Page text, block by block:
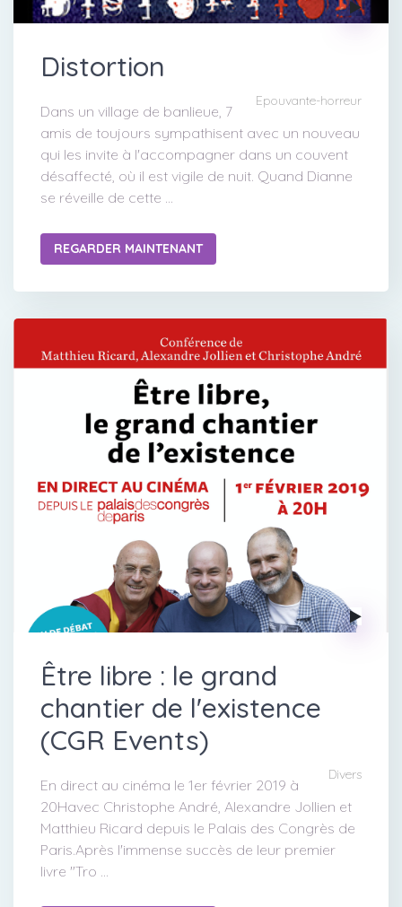
Distortion
Epouvante-horreur
Dans un village de banlieue, 7
amis de toujours sympathisent avec un nouveau
qui les invite à l'accompagner dans un couvent
désaffecté, où il est vigile de nuit. Quand Dianne
se réveille de cette ...
REGARDER MAINTENANT
Être libre : le grand
chantier de l'existence
(CGR Events)
Divers
En direct au cinéma le 1er février 2019 à
20Havec Christophe André, Alexandre Jollien et
Matthieu Ricard depuis le Palais des Congrès de
Paris.Après l'immense succès de leur premier
livre "Tro ...